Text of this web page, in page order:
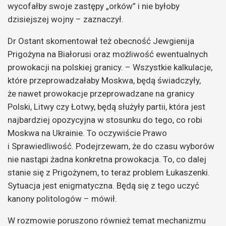
wycofałby swoje zastępy „orków” i nie byłoby
dzisiejszej wojny – zaznaczył.
Dr Ostant skomentował też obecność Jewgienija
Prigożyna na Białorusi oraz możliwość ewentualnych
prowokacji na polskiej granicy. – Wszystkie kalkulacje,
które przeprowadzałaby Moskwa, będą świadczyły,
że nawet prowokacje przeprowadzane na granicy
Polski, Litwy czy Łotwy, będą służyły partii, która jest
najbardziej opozycyjna w stosunku do tego, co robi
Moskwa na Ukrainie. To oczywiście Prawo
i Sprawiedliwość. Podejrzewam, że do czasu wyborów
nie nastąpi żadna konkretna prowokacja. To, co dalej
stanie się z Prigożynem, to teraz problem Łukaszenki.
Sytuacja jest enigmatyczna. Będą się z tego uczyć
kanony politologów – mówił.
W rozmowie poruszono również temat mechanizmu